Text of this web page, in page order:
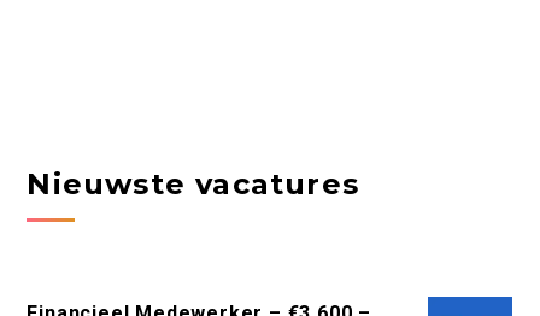
Nieuwste vacatures